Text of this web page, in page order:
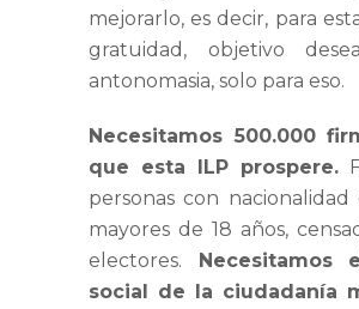
mejorarlo, es decir, para
gratuidad, objetivo
antonomasia, solo para eso.
Necesitamos 500.000
que esta ILP prospere.
personas con nacionalidad
mayores de 18 años,
electores. Necesitamos
social de la ciudadanía